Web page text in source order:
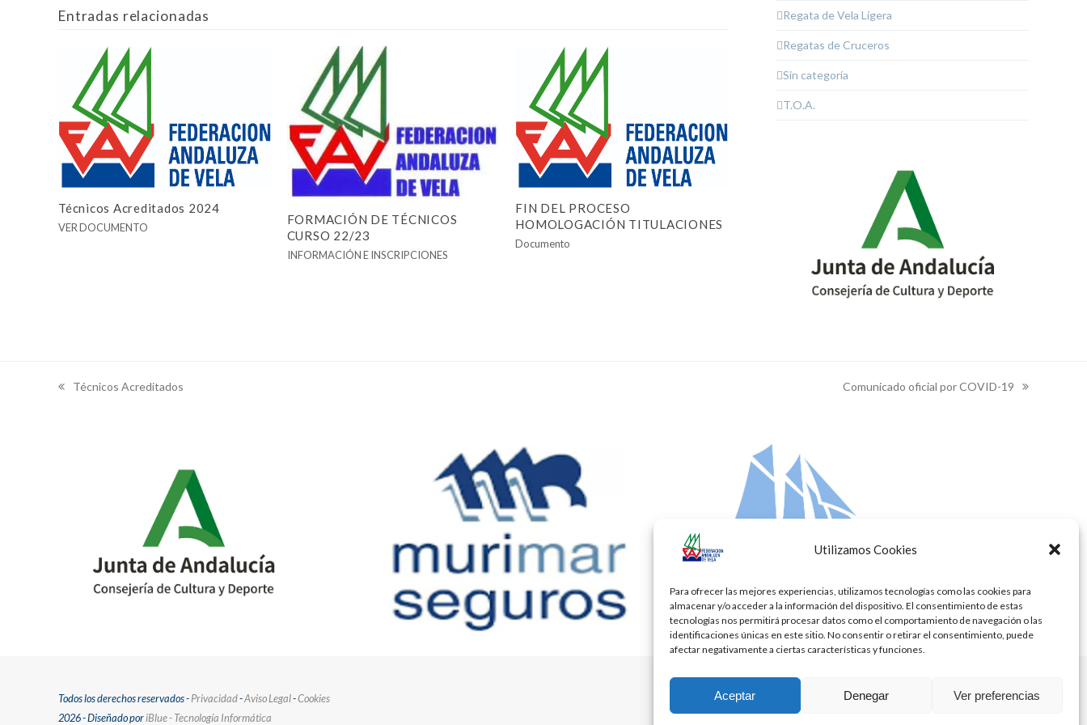
Utilizamos Cookies
Para ofrecer las mejores experiencias, utilizamos tecnologías como las cookies para
almacenar y/o acceder a la información del dispositivo. El consentimiento de estas
tecnologías nos permitirá procesar datos como el comportamiento de navegación o las
identificaciones únicas en este sitio. No consentir o retirar el consentimiento, puede
afectar negativamente a ciertas características y funciones.
Aceptar Denegar Ver preferencias
Entradas relacionadas
Técnicos Acreditados 2024
VER DOCUMENTO
FORMACIÓN DE TÉCNICOS
CURSO 22/23
INFORMACIÓN E INSCRIPCIONES
FIN DEL PROCESO
HOMOLOGACIÓN TITULACIONES
Documento
Regata de Vela Ligera
Regatas de Cruceros
Sin categoría
T.O.A.
previous
Técnicos Acreditados
next
Comunicado oficial por COVID-19
Todos los derechos reservados -Privacidad-Aviso Legal-Cookies
2026 - Diseñado poriBlue - Tecnología Informática